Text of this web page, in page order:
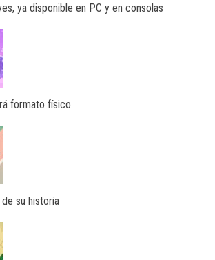
ya disponible en PC y en consolas
formato físico
su historia